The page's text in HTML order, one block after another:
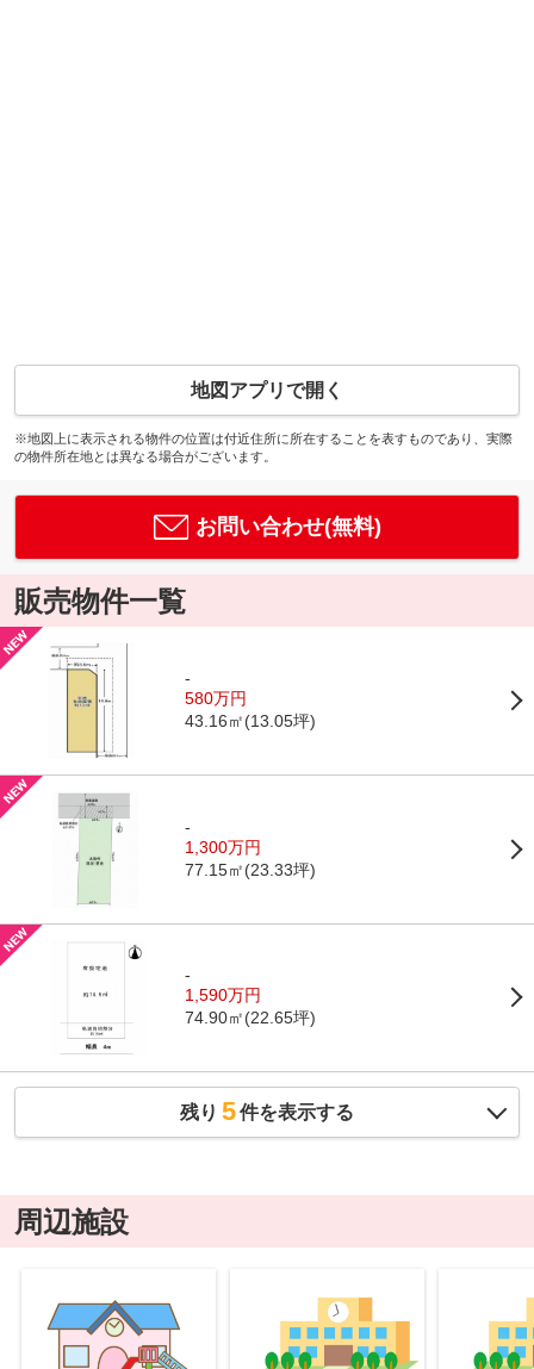
地図アプリで開く
※地図上に表示される物件の位置は付近住所に所在することを表すものであり、実際
の物件所在地とは異なる場合がございます。
お問い合わせ(無料)
販売物件一覧
-
580万円
43.16㎡(13.05坪)
-
1,300万円
77.15㎡(23.33坪)
-
1,590万円
74.90㎡(22.65坪)
残り 5件を表示する
周辺施設